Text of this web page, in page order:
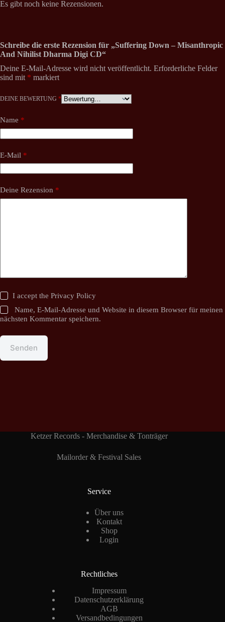
Es gibt noch keine Rezensionen.
Schreibe die erste Rezension für „Suffering Down – Misanthropic
And Nihilist Dharma Digi CD“
Deine E-Mail-Adresse wird nicht veröffentlicht. Erforderliche Felder
sind mit * markiert
DEINE BEWERTUNG *
Name *
E-Mail *
Deine Rezension *
I accept thePrivacy Policy
Name, E-Mail-Adresse und Website in diesem Browser für meinen
nächsten Kommentar speichern.
Senden
Ketzer Records - Merchandise & Tonträger
Mailorder & Festival Sales
Service
Über uns
Kontakt
Shop
Login
Rechtliches
Impressum
Datenschutzerklärung
AGB
Versandbedingungen